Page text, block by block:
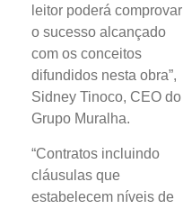
leitor poderá comprovar
o sucesso alcançado
com os conceitos
difundidos nesta obra”,
Sidney Tinoco, CEO do
Grupo Muralha.
“Contratos incluindo
cláusulas que
estabelecem níveis de